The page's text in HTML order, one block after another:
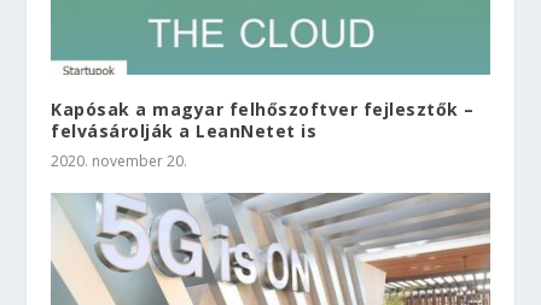
Kapósak a magyar felhőszoftver fejlesztők –
felvásárolják a LeanNetet is
2020. november 20.